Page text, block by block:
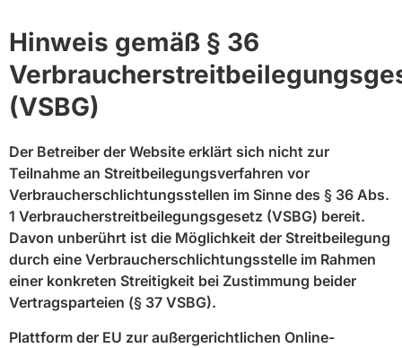
Hinweis gemäß § 36
(VSBG)
Der Betreiber der Website erklärt sich nicht zur
Teilnahme an Streitbeilegungsverfahren vor
Verbraucherschlichtungsstellen im Sinne des § 36 Abs.
1 Verbraucherstreitbeilegungsgesetz (VSBG) bereit.
Davon unberührt ist die Möglichkeit der Streitbeilegung
durch eine Verbraucherschlichtungsstelle im Rahmen
einer konkreten Streitigkeit bei Zustimmung beider
Vertragsparteien (§ 37 VSBG).
Plattform der EU zur außergerichtlichen Online-